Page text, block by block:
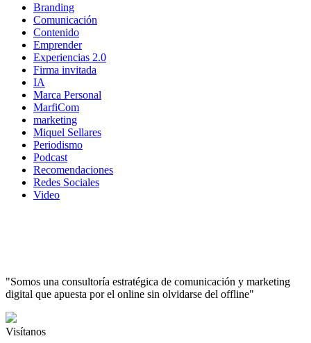
Branding
Comunicación
Contenido
Emprender
Experiencias 2.0
Firma invitada
IA
Marca Personal
MarfiCom
marketing
Miquel Sellares
Periodismo
Podcast
Recomendaciones
Redes Sociales
Video
"Somos una consultoría estratégica de comunicación y marketing
digital que apuesta por el online sin olvidarse del offline"
Visítanos